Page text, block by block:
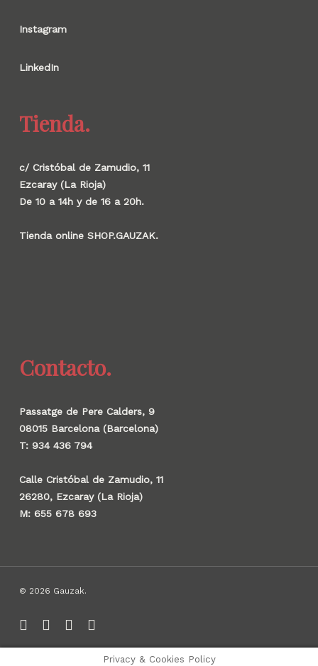
Instagram
LinkedIn
Tienda.
c/ Cristóbal de Zamudio, 11
Ezcaray (La Rioja)
De 10 a 14h y de 16 a 20h.
Tienda online SHOP.GAUZAK.
Contacto.
Passatge de Pere Calders, 9
08015 Barcelona (Barcelona)
T: 934 436 794
Calle Cristóbal de Zamudio, 11
26280, Ezcaray (La Rioja)
M: 655 678 693
© 2026 Gauzak.
linkedininstagrambehancewhatsapp
Privacy & Cookies Policy